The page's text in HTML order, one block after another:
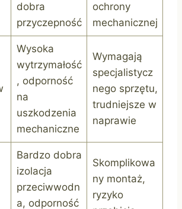
dobra
przyczepność
ochrony
mechanicznej
Wysoka
wytrzymałość
, odporność
na
uszkodzenia
mechaniczne
Wymagają
specjalistycz
nego sprzętu,
trudniejsze w
naprawie
Bardzo dobra
izolacja
przeciwwodn
a, odporność
Skomplikowa
ny montaż,
ryzyko